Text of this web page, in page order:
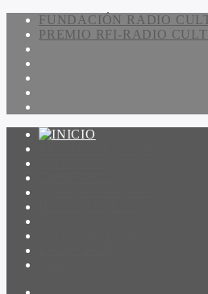
FUNDACIÓN RADIO
PREMIO RFI-RADIO